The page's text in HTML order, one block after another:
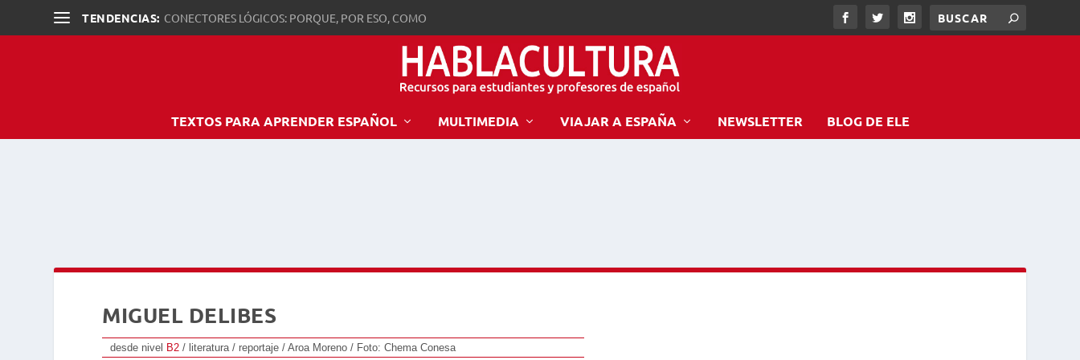
TENDENCIAS: CONECTORES LÓGICOS: PORQUE, POR ESO, COMO
TEXTOS PARA APRENDER ESPAÑOL MULTIMEDIA VIAJAR A ESPAÑA NEWSLETTER BLOG DE ELE
MIGUEL DELIBES
desde nivel B2 / literatura / reportaje / Aroa Moreno / Foto: Chema Conesa